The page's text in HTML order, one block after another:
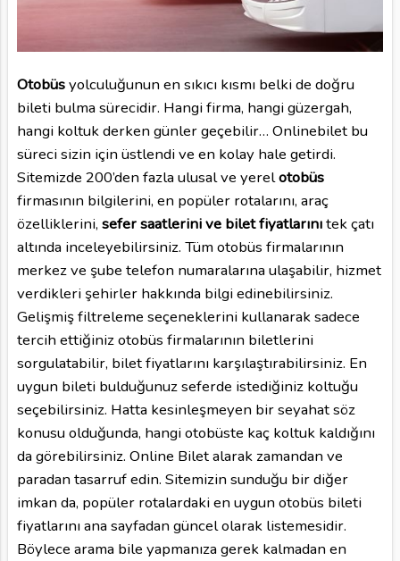
Otobüsyolculuğunun en sıkıcı kısmı belki de doğru
bileti bulma sürecidir. Hangi firma, hangi güzergah,
hangi koltuk derken günler geçebilir… Onlinebilet bu
süreci sizin için üstlendi ve en kolay hale getirdi.
Sitemizde 200’den fazla ulusal ve yerelotobüs
firmasının bilgilerini, en popüler rotalarını, araç
özelliklerini, sefer saatlerini ve bilet fiyatlarınıtek çatı
altında inceleyebilirsiniz. Tüm otobüs firmalarının
merkez ve şube telefon numaralarına ulaşabilir, hizmet
verdikleri şehirler hakkında bilgi edinebilirsiniz.
Gelişmiş filtreleme seçeneklerini kullanarak sadece
tercih ettiğiniz otobüs firmalarının biletlerini
sorgulatabilir, bilet fiyatlarını karşılaştırabilirsiniz. En
uygun bileti bulduğunuz seferde istediğiniz koltuğu
seçebilirsiniz. Hatta kesinleşmeyen bir seyahat söz
konusu olduğunda, hangi otobüste kaç koltuk kaldığını
da görebilirsiniz. Online Bilet alarak zamandan ve
paradan tasarruf edin. Sitemizin sunduğu bir diğer
imkan da, popüler rotalardaki en uygun otobüs bileti
fiyatlarını ana sayfadan güncel olarak listemesidir.
Böylece arama bile yapmanıza gerek kalmadan en